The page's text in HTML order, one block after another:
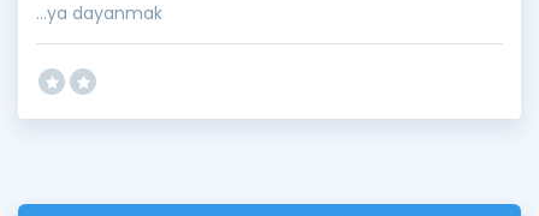
...ya dayanmak